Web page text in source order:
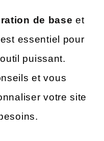
de base et
essentiel pour
puissant.
et vous
votre site